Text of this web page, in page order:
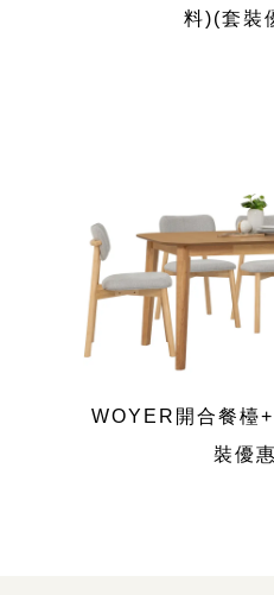
料)(套裝
WOYER開合餐檯
裝優